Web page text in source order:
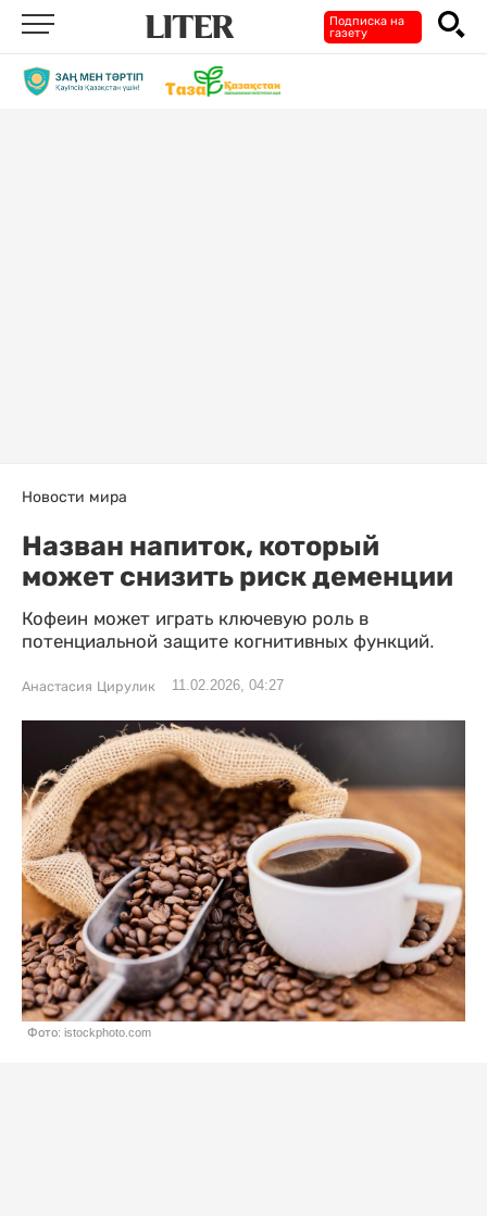
Подписка на
газету
Новости мира
Назван напиток, который
может снизить риск деменции
Кофеин может играть ключевую роль в
потенциальной защите когнитивных функций.
Анастасия Цирулик 11.02.2026, 04:27
Фото: istockphoto.com